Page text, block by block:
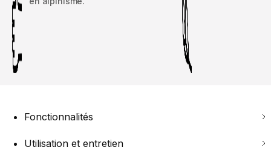
Fonctionnalités
Utilisation et entretien